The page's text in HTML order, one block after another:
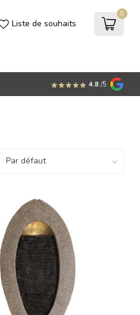
Liste de souhaits
0
4.8 /5